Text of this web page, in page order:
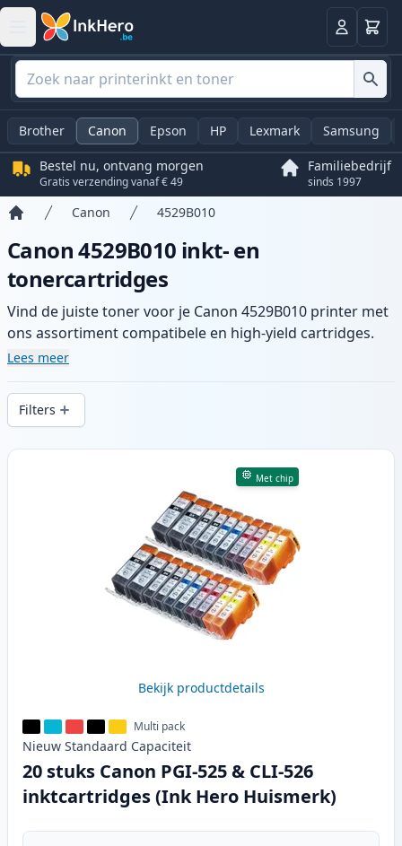
Log in
Brother Canon Epson HP Lexmark Samsung
Bestel nu, ontvang morgen
Gratis verzending vanaf € 49
Familiebedrijf
sinds 1997
Canon 4529B010
Canon 4529B010 inkt- en
tonercartridges
Vind de juiste toner voor je Canon 4529B010 printer met
ons assortiment compatibele en high-yield cartridges.
Geniet van consistente printkwaliteit en snelle levering
Lees meer
Filters
Producten
Met chip
Bekijk productdetails
Multi pack
Nieuw Standaard Capaciteit
20 stuks Canon PGI-525 & CLI-526
inktcartridges (Ink Hero Huismerk)